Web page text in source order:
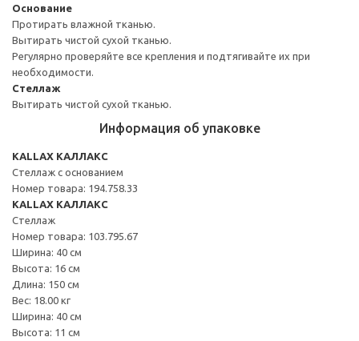
Основание
Протирать влажной тканью.
Вытирать чистой сухой тканью.
Регулярно проверяйте все крепления и подтягивайте их при
необходимости.
Стеллаж
Вытирать чистой сухой тканью.
Информация об упаковке
KALLAX КАЛЛАКС
Стеллаж с основанием
Номер товара: 194.758.33
KALLAX КАЛЛАКС
Стеллаж
Номер товара: 103.795.67
Ширина: 40 см
Высота: 16 см
Длина: 150 см
Вес: 18.00 кг
Ширина: 40 см
Высота: 11 см